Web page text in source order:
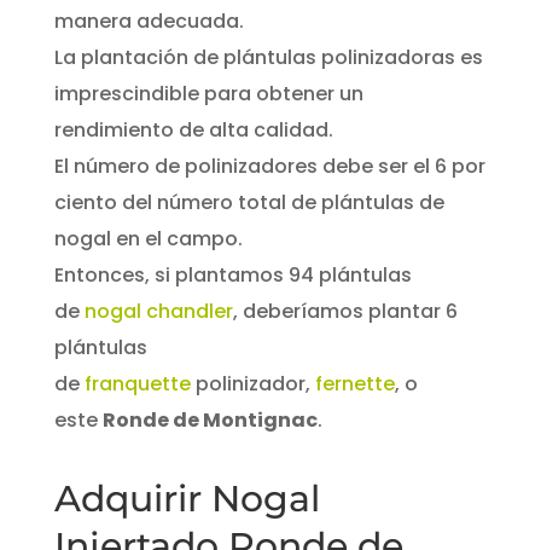
manera adecuada.
La plantación de plántulas polinizadoras es
imprescindible para obtener un
rendimiento de alta calidad.
El número de polinizadores debe ser el 6 por
ciento del número total de plántulas de
nogal en el campo.
Entonces, si plantamos 94 plántulas
de nogal chandler, deberíamos plantar 6
plántulas
de franquette polinizador, fernette, o
este Ronde de Montignac.
Adquirir Nogal